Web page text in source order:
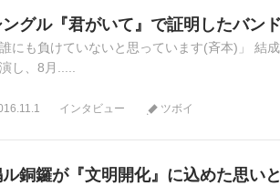
ングル『君がいて』で証明したバン
誰にも負けていないと思っています(斉本)」 結
し、8月.....
インタビュー ツボイ
銅鑼が『文明開化』に込めた思い